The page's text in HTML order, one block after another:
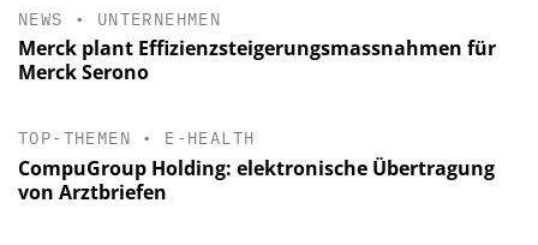
NEWS • UNTERNEHMEN
Merck plant Effizienzsteigerungsmassnahmen für
Merck Serono
TOP-THEMEN • E-HEALTH
CompuGroup Holding: elektronische Übertragung
von Arztbriefen